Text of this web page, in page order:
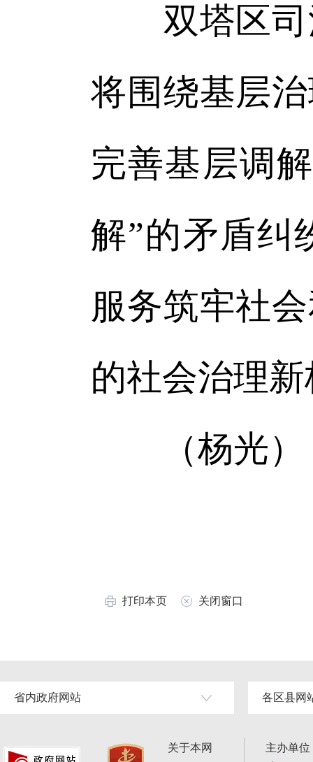
双塔区司
将围绕基层
完善基层调
解”的矛盾纠
服务筑牢社
的社会治理
（杨光）
打印本页 关闭窗口
省内政府网站 各区县网
关于本网
主办单